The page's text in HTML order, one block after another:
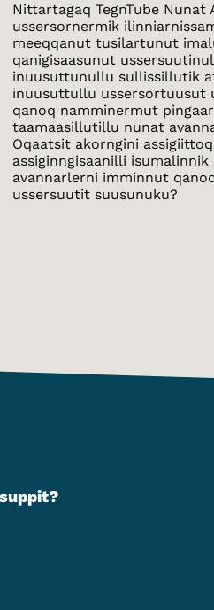
Nittartagaq TegnTube
ussersornermik
meeqqanut tusilartunut
qanigisaasunut
inuusuttunullu sullissillutik
inuusuttullu ussersortuusut
qanoq namminermut
taamaasillutillu nunat
Oqaatsit akorngini
assiginngisaanilli
avannarlerni imminnut
ussersuutit suusunuku?